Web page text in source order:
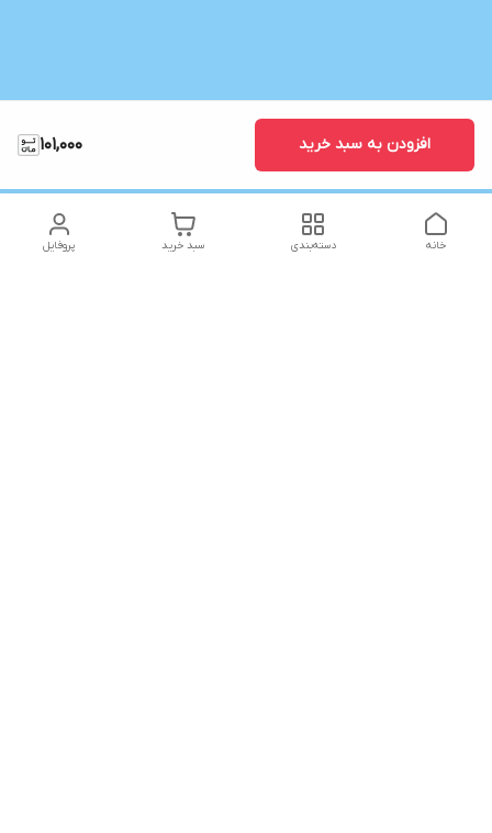
101,000 افزودن به سبد خرید
پروفایل سبد خرید دسته‌بندی خانه